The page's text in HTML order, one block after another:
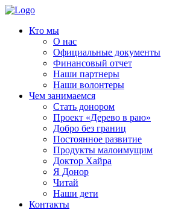
Кто мы
О нас
Официальные документы
Финансовый отчет
Наши партнеры
Наши волонтеры
Чем занимаемся
Стать донором
Проект «Дерево в раю»
Добро без границ
Постоянное развитие
Продукты малоимущим
Доктор Хайра
Я Донор
Читай
Наши дети
Контакты